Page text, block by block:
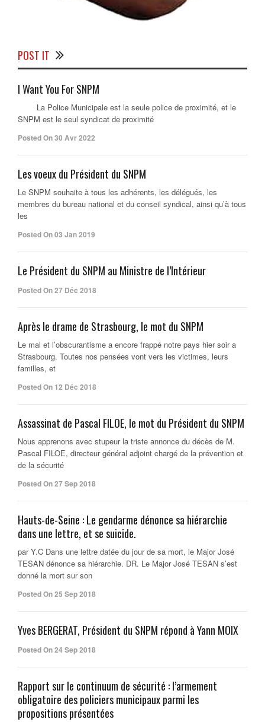
POST IT
I Want You For SNPM
La Police Municipale est la seule police de proximité, et le
SNPM est le seul syndicat de proximité
Posted On 30 Avr 2022
Les voeux du Président du SNPM
Le SNPM souhaite à tous les adhérents, les délégués, les
membres du bureau national et du conseil syndical, ainsi qu’à tous
les
Posted On 03 Jan 2019
Le Président du SNPM au Ministre de l’Intérieur
Posted On 27 Déc 2018
Après le drame de Strasbourg, le mot du SNPM
Le mal et l’obscurantisme a encore frappé notre pays hier soir a
Strasbourg. Toutes nos pensées vont vers les victimes, leurs
familles, et
Posted On 12 Déc 2018
Assassinat de Pascal FILOE, le mot du Président du SNPM
Nous apprenons avec stupeur la triste annonce du décès de M.
Pascal FILOE, directeur général adjoint chargé de la prévention et
de la sécurité
Posted On 27 Sep 2018
Hauts-de-Seine : Le gendarme dénonce sa hiérarchie
dans une lettre, et se suicide.
par Y.C Dans une lettre datée du jour de sa mort, le Major José
TESAN dénonce sa hiérarchie. DR. Le Major José TESAN s’est
donné la mort sur son
Posted On 25 Sep 2018
Yves BERGERAT, Président du SNPM répond à Yann MOIX
Posted On 24 Sep 2018
Rapport sur le continuum de sécurité : l’armement
obligatoire des policiers municipaux parmi les
propositions présentées